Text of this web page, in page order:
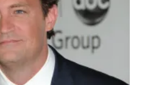
أغلى 10 عطور في
استثنائية
07-23